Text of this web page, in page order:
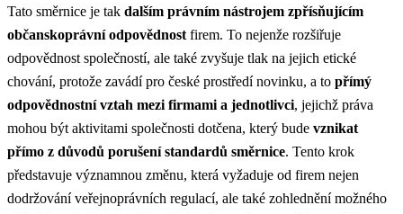
Tato směrnice je tak dalším právním nástrojem zpřísňujícím
občanskoprávní odpovědnost firem. To nejenže rozšiřuje
odpovědnost společností, ale také zvyšuje tlak na jejich etické
chování, protože zavádí pro české prostředí novinku, a to přímý
odpovědnostní vztah mezi firmami a jednotlivci, jejichž práva
mohou být aktivitami společnosti dotčena, který bude vznikat
přímo z důvodů porušení standardů směrnice. Tento krok
představuje významnou změnu, která vyžaduje od firem nejen
dodržování veřejnoprávních regulací, ale také zohlednění možného